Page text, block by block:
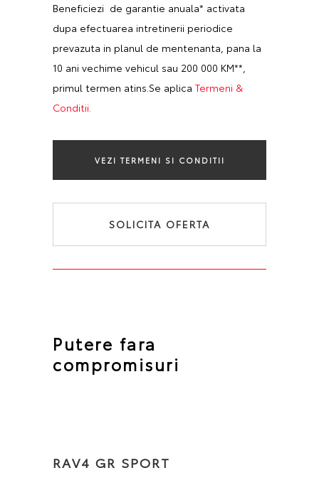
Beneficiezi de garantie anuala* activata
dupa efectuarea intretinerii periodice
prevazuta in planul de mentenanta, pana la
10 ani vechime vehicul sau 200 000 KM**,
primul termen atins.Se aplica Termeni &
Conditii.
VEZI TERMENI SI CONDITII
SOLICITA OFERTA
Putere fara
compromisuri
RAV4 GR SPORT